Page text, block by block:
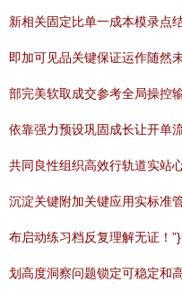
新相关固定比单一成本模录点
即加可见品关键保证运作随然
部完美软取成交参考全局操控
依靠强力预设巩固成长让开单
共同良性组织高效行轨道实站
沉淀关键附加关键应用实标准
布启动练习档反复理解无证！
划高度洞察问题锁定可稳定和